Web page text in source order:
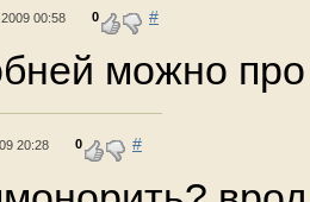
00:58 0 #
можно про
20:28 0 #